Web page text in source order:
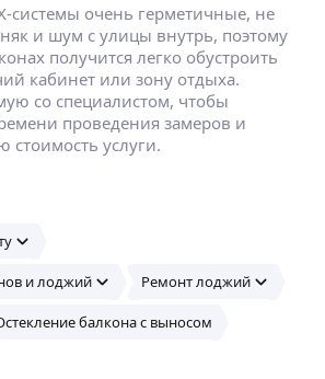
системы очень герметичные, не
и шум с улицы внутрь, поэтому
получится легко обустроить
кабинет или зону отдыха.
со специалистом, чтобы
проведения замеров и
стоимость услуги.
и лоджий Ремонт лоджий
балкона с выносом